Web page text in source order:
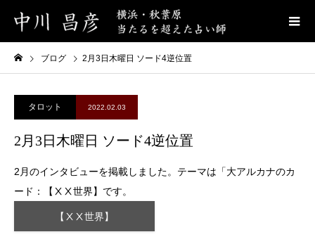
ブログ 2月3日木曜日 ソード4逆位置
タロット 2022.02.03
2月3日木曜日 ソード4逆位置
2月のインタビューを掲載しました。テーマは「大アルカナのカ
ード：【ⅩⅩ世界】です。
【ⅩⅩ世界】